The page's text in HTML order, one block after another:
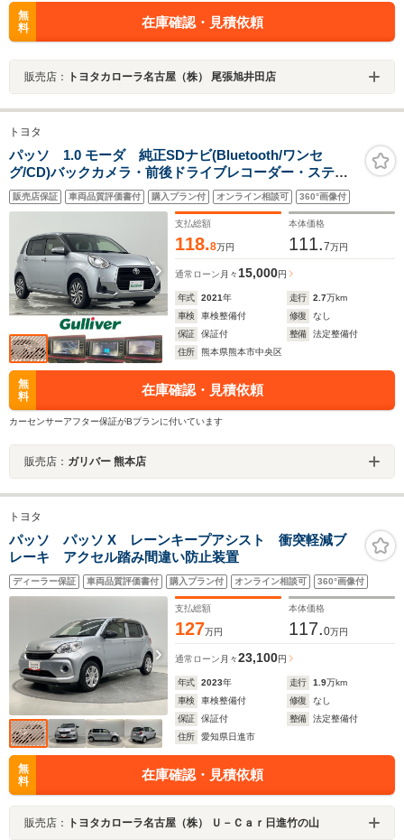
無
料
在庫確認・見積依頼
販売店： トヨタカローラ名古屋（株） 尾張旭井田店
トヨタ
パッソ 1.0 モーダ 純正SDナビ(Bluetooth/ワンセ
グ/CD)バックカメラ・前後ドライブレコーダー・ステア
リングスイッチ・スペアキー・スマートアシストIII・アイ
ドリングストップ・純正フロアマット・オートマチック
販売店保証 車両品質評価書付 購入プラン付 オンライン相談可 360°画像付
支払総額
118.8万円
本体価格
111.7万円
通常ローン 月々 15,000円
年式 2021年 走行 2.7万km
車検
車検整備付 修復
なし
保証
保証付 整備
法定整備付
住所
熊本県熊本市中央区
無
料
在庫確認・見積依頼
カーセンサーアフター保証がBプランに付いています
販売店： ガリバー 熊本店
トヨタ
パッソ パッソ X レーンキープアシスト 衝突軽減ブ
レーキ アクセル踏み間違い防止装置
ディーラー保証 車両品質評価書付 購入プラン付 オンライン相談可 360°画像付
支払総額
127万円
本体価格
117.0万円
通常ローン 月々23,100円
年式 2023年 走行 1.9万km
車検
車検整備付 修復
なし
保証
保証付 整備
法定整備付
住所
愛知県日進市
無
料
在庫確認・見積依頼
販売店： トヨタカローラ名古屋（株） Ｕ－Ｃａｒ日進竹の山